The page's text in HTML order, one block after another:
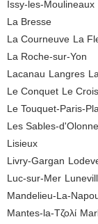
Issy-les-Moulineaux
La Bresse
La Courneuve La
La Roche-sur-Yon
Lacanau Langres
Le Conquet Le
Le Touquet-Paris-
Les Sables-d'Olonne
Lisieux
Livry-Gargan
Luc-sur-Mer
Mandelieu-La-
Mantes-la-Τζολί